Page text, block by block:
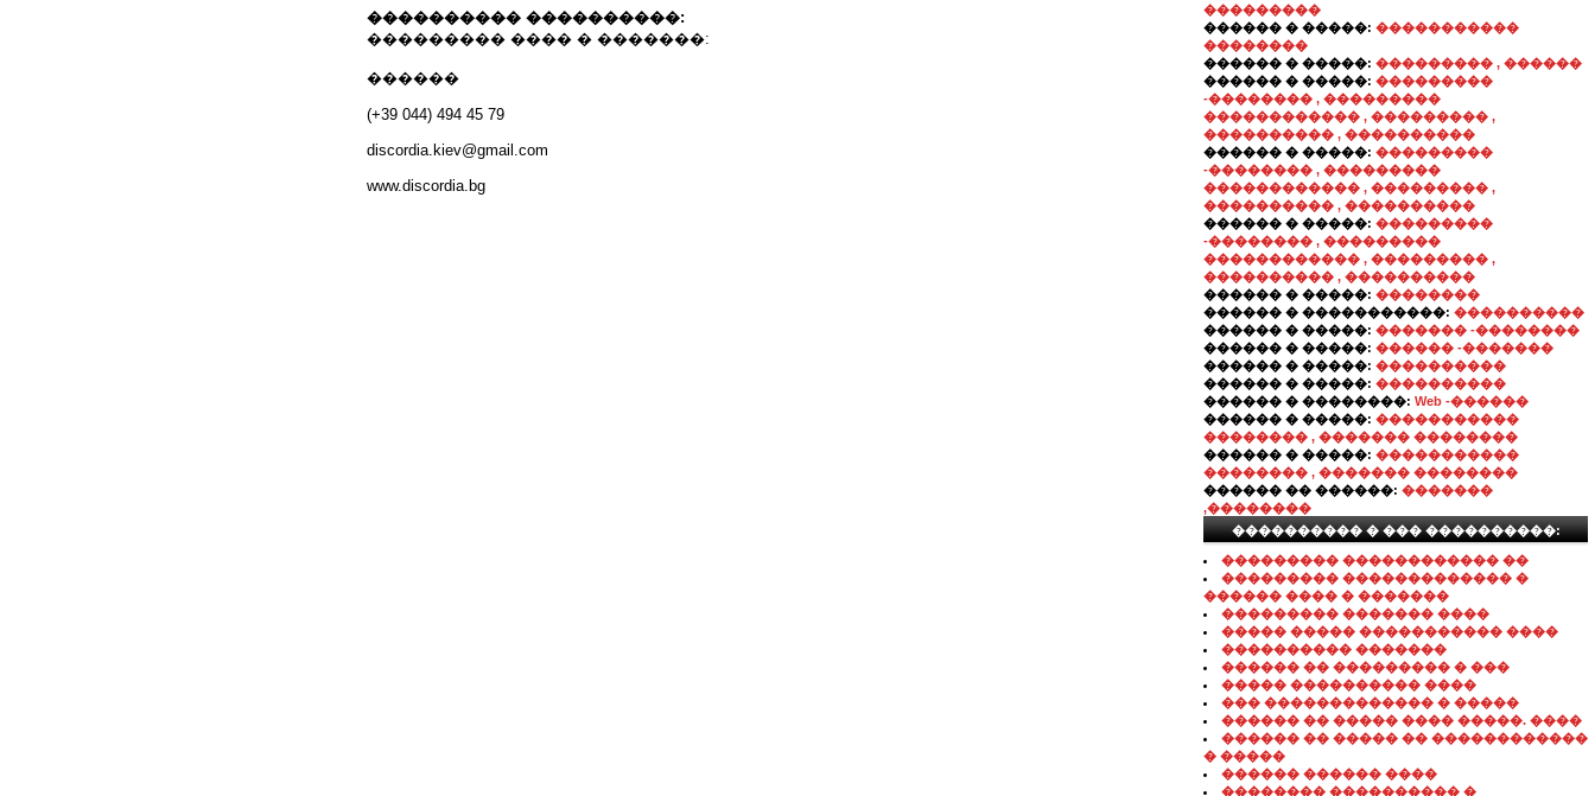
���������� ����������:
��������� ���� � �������:
������
(+39 044) 494 45 79
discordia.kiev@gmail.com
www.discordia.bg
���������
������ � �����: �����������
��������
������ � �����: ��������� , ������
������ � �����: ���������
-�������� , ���������
������������ , ��������� ,
���������� , ����������
������ � �����: ���������
-�������� , ���������
������������ , ��������� ,
���������� , ����������
������ � �����: ���������
-�������� , ���������
������������ , ��������� ,
���������� , ����������
������ � �����: ��������
������ � �����������: ����������
������ � �����: ������� -��������
������ � �����: ������ -�������
������ � �����: ����������
������ � �����: ����������
������ � ��������: Web -������
������ � �����: �����������
�������� , ������� ��������
������ � �����: �����������
�������� , ������� ��������
������ �� ������: �������
,��������
���������� � ��� ����������:
��������� ������������ ��
��������� ������������� �
������ ���� � �������
��������� ������� ����
����� ����� ����������� ����
���������� �������
������ �� ��������� � ���
����� ���������� ����
��� ������������� � �����
������ �� ����� ���� �����. ����
������ �� ����� �� ������������
� �����
������ ������ ����
�������� ���������� �